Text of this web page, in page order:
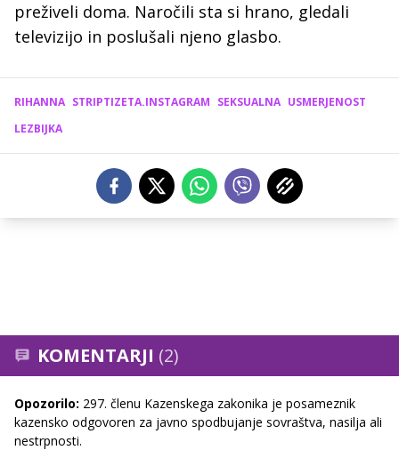
preživeli doma. Naročili sta si hrano, gledali
televizijo in poslušali njeno glasbo.
RIHANNA STRIPTIZETA.INSTAGRAM SEKSUALNA USMERJENOST
LEZBIJKA
KOMENTARJI (2)
Opozorilo: 297. členu Kazenskega zakonika je posameznik
kazensko odgovoren za javno spodbujanje sovraštva, nasilja ali
nestrpnosti.